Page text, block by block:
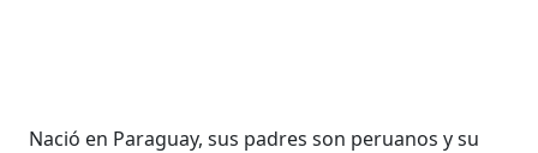
Nació en Paraguay, sus padres son peruanos y su